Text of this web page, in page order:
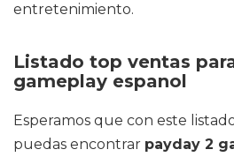
entretenimiento.
Listado top ventas
gameplay espanol
Esperamos que con este
puedas encontrar payday 2